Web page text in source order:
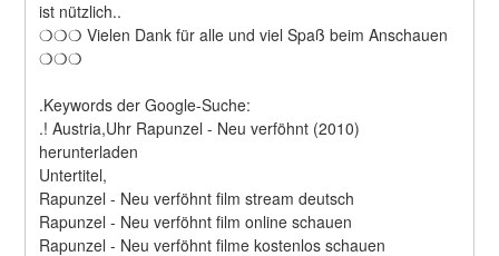
ist nützlich..
❍❍❍ Vielen Dank für alle und viel Spaß beim Anschauen
❍❍❍
.Keywords der Google-Suche:
.! Austria,Uhr Rapunzel - Neu verföhnt (2010)
herunterladen
Untertitel,
Rapunzel - Neu verföhnt film stream deutsch
Rapunzel - Neu verföhnt film online schauen
Rapunzel - Neu verföhnt filme kostenlos schauen